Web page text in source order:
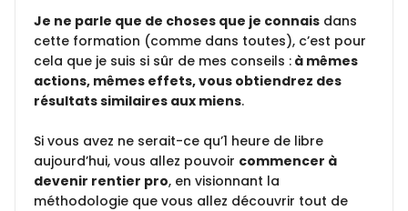
Je ne parle que de choses que je connais dans
cette formation (comme dans toutes), c’est pour
cela que je suis si sûr de mes conseils : à mêmes
actions, mêmes effets, vous obtiendrez des
résultats similaires aux miens.
Si vous avez ne serait-ce qu’1 heure de libre
aujourd’hui, vous allez pouvoir commencer à
devenir rentier pro, en visionnant la
méthodologie que vous allez découvrir tout de